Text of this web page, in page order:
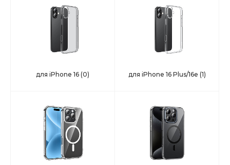
для iPhone 16 (0) для iPhone 16 Plus/16e (1)